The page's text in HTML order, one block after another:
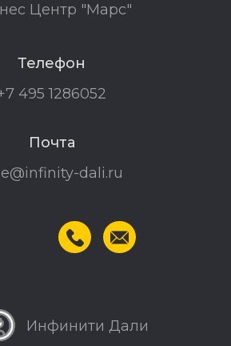
Центр "Марс"
Телефон
495 1286052
Почта
dali.ru
Инфинити Дали